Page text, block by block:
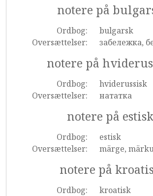
notere på
Ordbog:
bulgarsk
Oversættelser:
забележка,
notere på
Ordbog:
hviderussisk
Oversættelser:
нататка
notere på estisk
Ordbog:
estisk
Oversættelser:
märge,
notere på
Ordbog:
kroatisk